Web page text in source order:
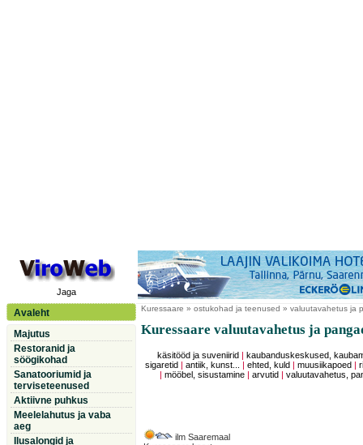
Jaga
Avaleht
Majutus
Restoranid ja
söögikohad
Sanatooriumid ja
terviseteenused
Aktiivne puhkus
Meelelahutus ja vaba
aeg
Ilusalongid ja
Kuressaare » ostukohad ja teenused » valuutavahetus ja
Kuressaare valuutavahetus ja
käsitööd ja suveniirid
kaubanduskeskused,
sigaretid
|antiik, kunst... |ehted, kuld |muusiikapoed |
|mööbel, sisustamine |arvutid |valuutavahetus,
ilm Saaremaal